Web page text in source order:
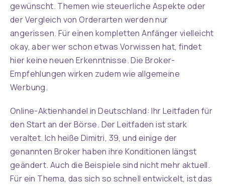
gewünscht. Themen wie steuerliche Aspekte oder
der Vergleich von Orderarten werden nur
angerissen. Für einen kompletten Anfänger vielleicht
okay, aber wer schon etwas Vorwissen hat, findet
hier keine neuen Erkenntnisse. Die Broker-
Empfehlungen wirken zudem wie allgemeine
Werbung.
Online-Aktienhandel in Deutschland: Ihr Leitfaden für
den Start an der Börse. Der Leitfaden ist stark
veraltet. Ich heiße Dimitri, 39, und einige der
genannten Broker haben ihre Konditionen längst
geändert. Auch die Beispiele sind nicht mehr aktuell.
Für ein Thema, das sich so schnell entwickelt, ist das